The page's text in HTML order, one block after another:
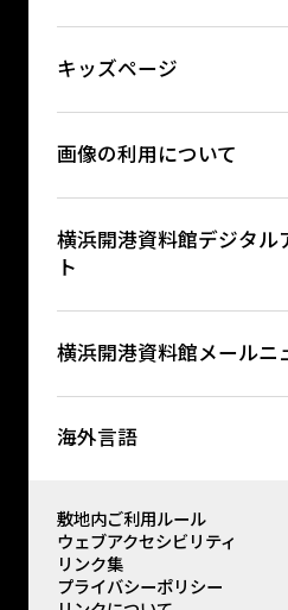
キッズページ
画像の利用について
横浜開港資料館デジタル
ト
横浜開港資料館メールニ
海外言語
敷地内ご利用ルール
ウェブアクセシビリティ
リンク集
プライバシーポリシー